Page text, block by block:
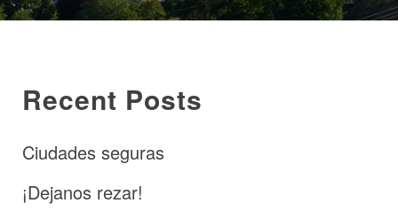
Recent Posts
Ciudades seguras
¡Dejanos rezar!